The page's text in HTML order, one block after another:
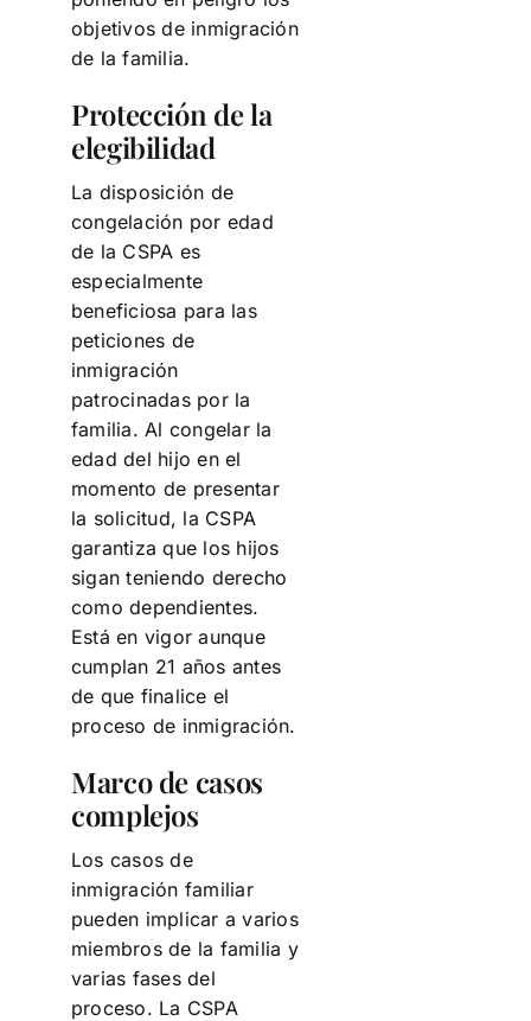
objetivos de inmigración
de la familia.
Protección de la
elegibilidad
La disposición de
congelación por edad
de la CSPA es
especialmente
beneficiosa para las
peticiones de
inmigración
patrocinadas por la
familia. Al congelar la
edad del hijo en el
momento de presentar
la solicitud, la CSPA
garantiza que los hijos
sigan teniendo derecho
como dependientes.
Está en vigor aunque
cumplan 21 años antes
de que finalice el
proceso de inmigración.
Marco de casos
complejos
Los casos de
inmigración familiar
pueden implicar a varios
miembros de la familia y
varias fases del
proceso. La CSPA